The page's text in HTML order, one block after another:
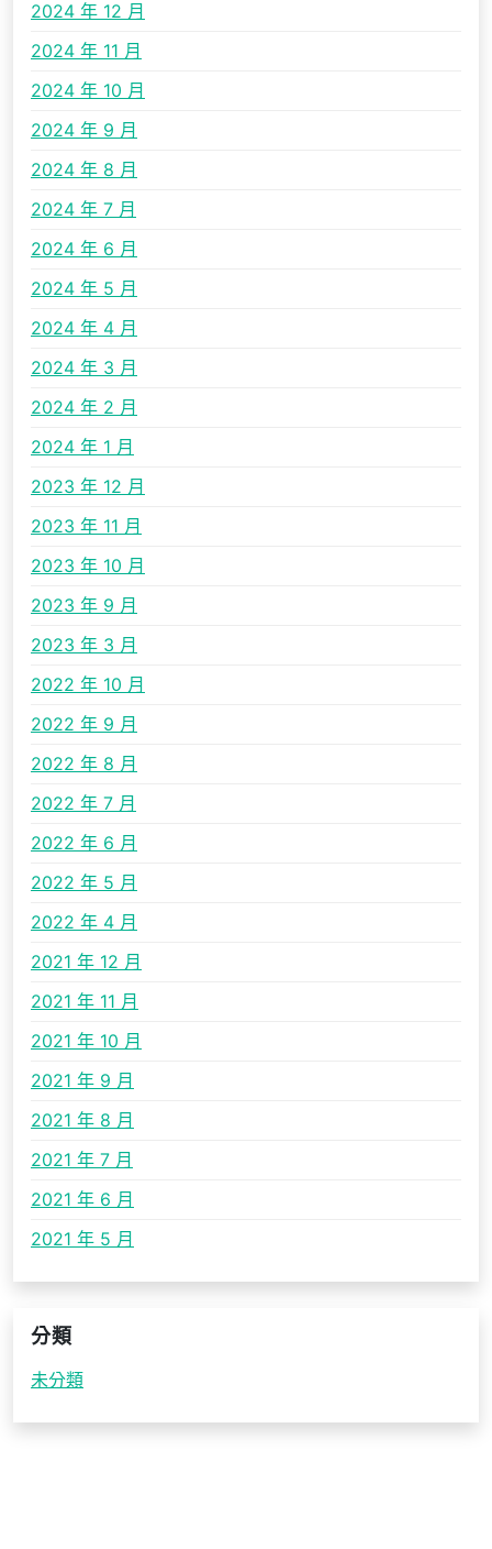
2024 年 12 月
2024 年 11 月
2024 年 10 月
2024 年 9 月
2024 年 8 月
2024 年 7 月
2024 年 6 月
2024 年 5 月
2024 年 4 月
2024 年 3 月
2024 年 2 月
2024 年 1 月
2023 年 12 月
2023 年 11 月
2023 年 10 月
2023 年 9 月
2023 年 3 月
2022 年 10 月
2022 年 9 月
2022 年 8 月
2022 年 7 月
2022 年 6 月
2022 年 5 月
2022 年 4 月
2021 年 12 月
2021 年 11 月
2021 年 10 月
2021 年 9 月
2021 年 8 月
2021 年 7 月
2021 年 6 月
2021 年 5 月
分類
未分類